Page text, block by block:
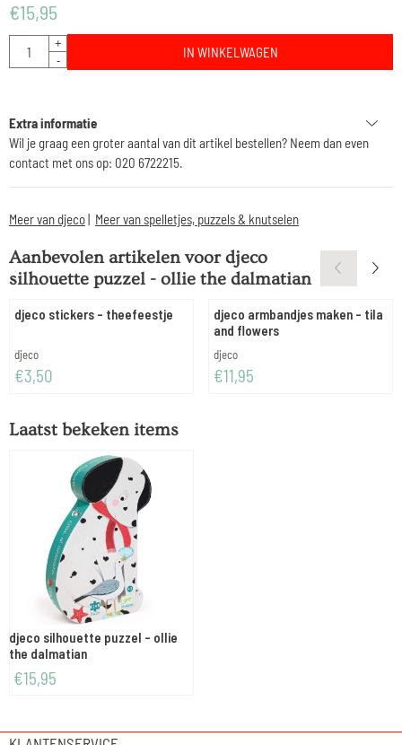
€15,95
Aantal
+
-
IN WINKELWAGEN
Extra informatie
Wil je graag een groter aantal van dit artikel bestellen? Neem dan even
contact met ons op: 020 6722215.
Meer van djeco| Meer van spelletjes, puzzels & knutselen
Aanbevolen artikelen voordjeco
silhouette puzzel - ollie the dalmatian
djeco stickers - theefeestje
Merk:
djeco
Prijs: 3,50
€3,50
djeco armbandjes maken - tila
and flowers
Merk:
djeco
Prijs: 11,95
€11,95
Laatst bekeken items
djeco silhouette puzzel - ollie
the dalmatian
€15,95